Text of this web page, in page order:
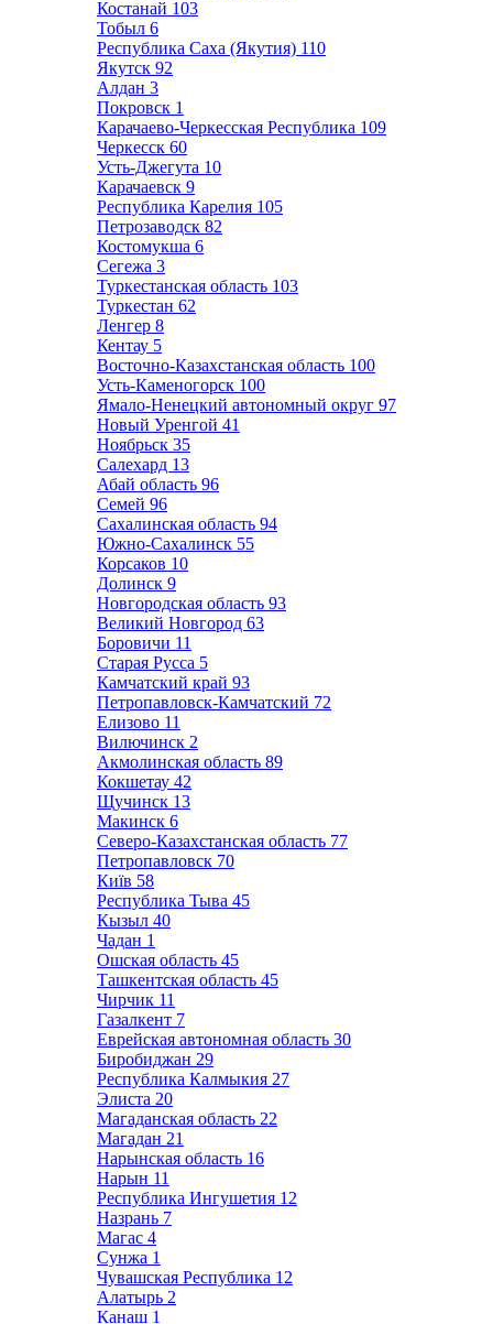
Костанай 103
Тобыл 6
Республика Саха (Якутия) 110
Якутск 92
Алдан 3
Покровск 1
Карачаево-Черкесская Республика 109
Черкесск 60
Усть-Джегута 10
Карачаевск 9
Республика Карелия 105
Петрозаводск 82
Костомукша 6
Сегежа 3
Туркестанская область 103
Туркестан 62
Ленгер 8
Кентау 5
Восточно-Казахстанская область 100
Усть-Каменогорск 100
Ямало-Ненецкий автономный округ 97
Новый Уренгой 41
Ноябрьск 35
Салехард 13
Абай область 96
Семей 96
Сахалинская область 94
Южно-Сахалинск 55
Корсаков 10
Долинск 9
Новгородская область 93
Великий Новгород 63
Боровичи 11
Старая Русса 5
Камчатский край 93
Петропавловск-Камчатский 72
Елизово 11
Вилючинск 2
Акмолинская область 89
Кокшетау 42
Щучинск 13
Макинск 6
Северо-Казахстанская область 77
Петропавловск 70
Київ 58
Республика Тыва 45
Кызыл 40
Чадан 1
Ошская область 45
Ташкентская область 45
Чирчик 11
Газалкент 7
Еврейская автономная область 30
Биробиджан 29
Республика Калмыкия 27
Элиста 20
Магаданская область 22
Магадан 21
Нарынская область 16
Нарын 11
Республика Ингушетия 12
Назрань 7
Магас 4
Сунжа 1
Чувашская Республика 12
Алатырь 2
Канаш 1